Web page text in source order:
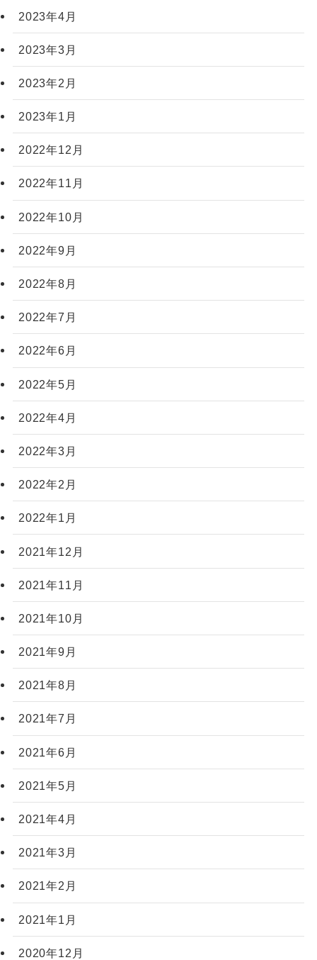
2023年4月
2023年3月
2023年2月
2023年1月
2022年12月
2022年11月
2022年10月
2022年9月
2022年8月
2022年7月
2022年6月
2022年5月
2022年4月
2022年3月
2022年2月
2022年1月
2021年12月
2021年11月
2021年10月
2021年9月
2021年8月
2021年7月
2021年6月
2021年5月
2021年4月
2021年3月
2021年2月
2021年1月
2020年12月